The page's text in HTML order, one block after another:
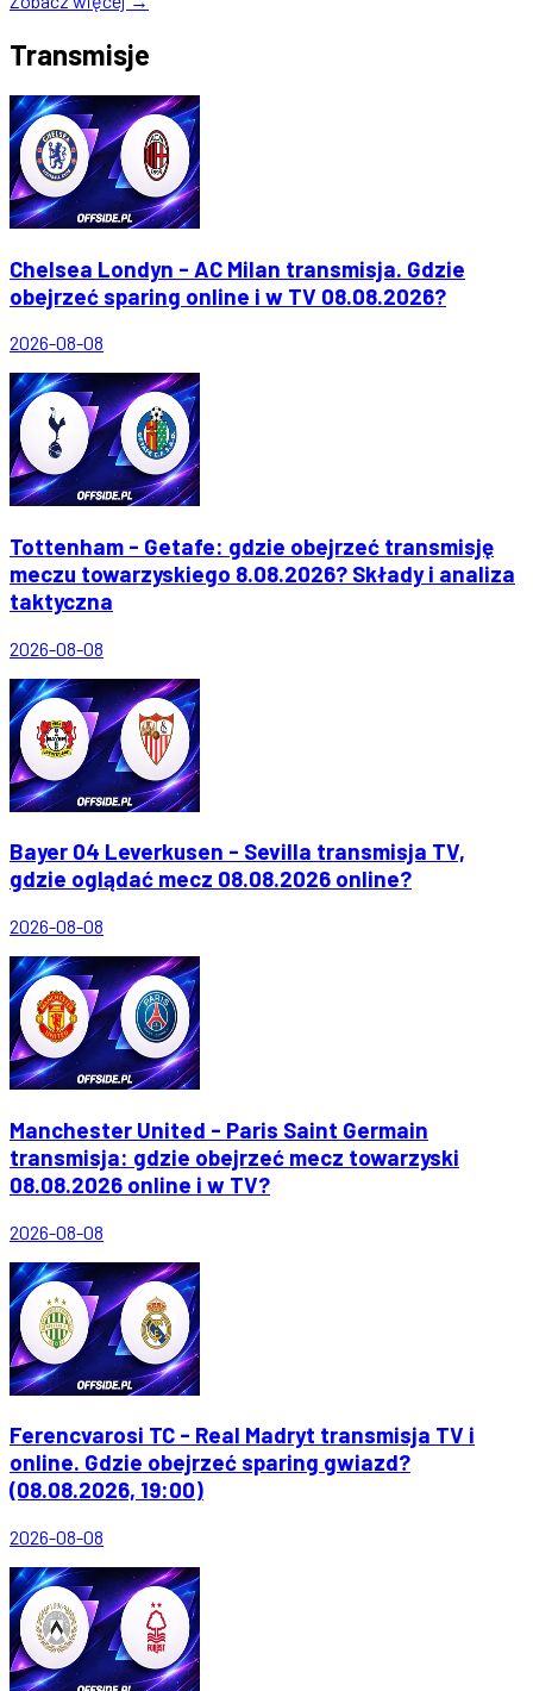
Transmisje
Chelsea Londyn - AC Milan transmisja. Gdzie
obejrzeć sparing online i w TV 08.08.2026?
2026-08-08
Tottenham - Getafe: gdzie obejrzeć transmisję
meczu towarzyskiego 8.08.2026? Składy i analiza
taktyczna
2026-08-08
Bayer 04 Leverkusen - Sevilla transmisja TV,
gdzie oglądać mecz 08.08.2026 online?
2026-08-08
Manchester United - Paris Saint Germain
transmisja: gdzie obejrzeć mecz towarzyski
08.08.2026 online i w TV?
2026-08-08
Ferencvarosi TC - Real Madryt transmisja TV i
online. Gdzie obejrzeć sparing gwiazd?
(08.08.2026, 19:00)
2026-08-08